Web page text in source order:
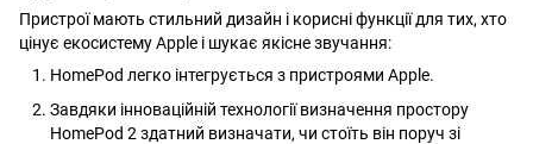
Пристрої мають стильний дизайн і корисні функції для тих, хто
цінує екосистему Apple і шукає якісне звучання:
HomePod легко інтегрується з пристроями Apple.
Завдяки інноваційній технології визначення простору
HomePod 2 здатний визначати, чи стоїть він поруч зі